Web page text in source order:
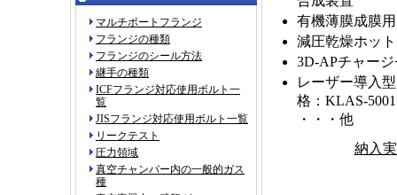
マルチポートフランジ
フランジの種類
フランジのシール方法
継手の種類
ICFフランジ対応使用ボルト一
覧
JISフランジ対応使用ボルト一覧
リークテスト
圧力領域
真空チャンバー内の一般的ガス
種
有機薄膜成膜
減圧乾燥ホッ
3D-APチャー
レーザー導入
格：KLAS-
・・・他
納入